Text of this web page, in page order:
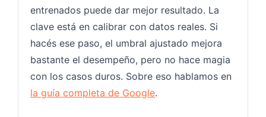
entrenados puede dar mejor resultado. La
clave está en calibrar con datos reales. Si
hacés ese paso, el umbral ajustado mejora
bastante el desempeño, pero no hace magia
con los casos duros. Sobre eso hablamos en
la guía completa de Google.